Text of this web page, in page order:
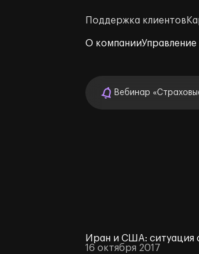
Поддержка клиентов
О компании
Вебинар
Иран и США: ситуация
16 октября 2017